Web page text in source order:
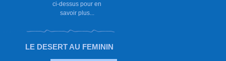
ci-dessus pour en
savoir plus...
LE DESERT AU FEMININ